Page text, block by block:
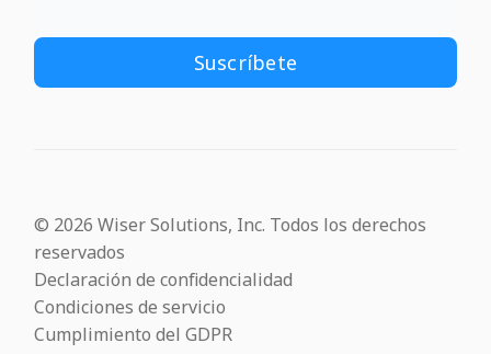
© 2026 Wiser Solutions, Inc. Todos los derechos
reservados
Declaración de confidencialidad
Condiciones de servicio
Cumplimiento del GDPR